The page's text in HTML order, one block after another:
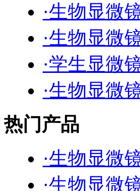
·生物显微
·生物显微
·学生显微
·生物显微
热门产品
·生物显微
·生物显微